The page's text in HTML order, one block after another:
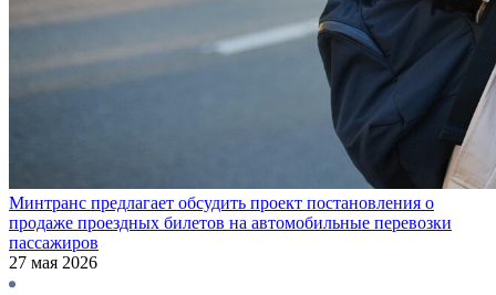
Минтранс предлагает обсудить проект постановления о
продаже проездных билетов на автомобильные перевозки
пассажиров
27 мая 2026